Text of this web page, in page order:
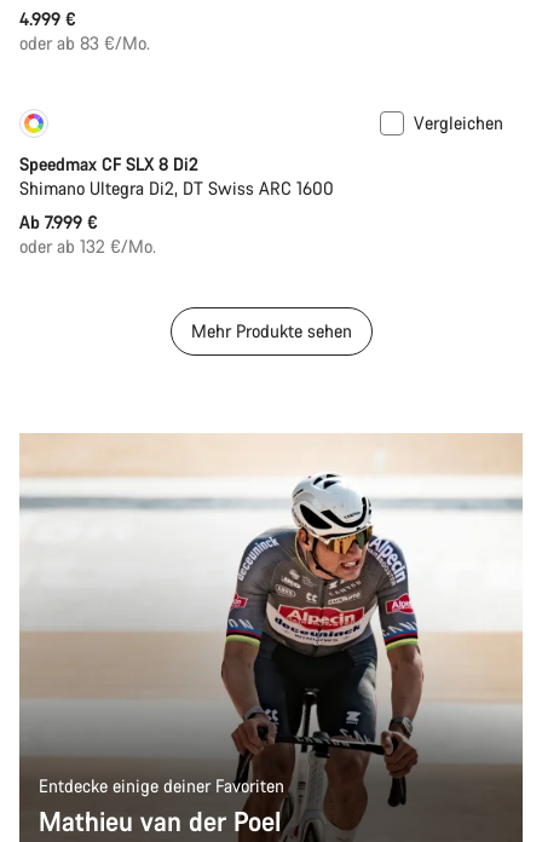
4.999 €
oder ab 83 €/Mo.
Vergleichen
Speedmax CF SLX 8 Di2
Shimano Ultegra Di2, DT Swiss ARC 1600
Ab 7.999 €
oder ab 132 €/Mo.
Mehr Produkte sehen
Entdecke einige deiner Favoriten
Mathieu van der Poel